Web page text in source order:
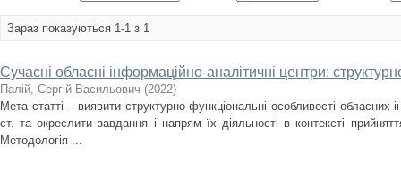
Зараз показуються 1-1 з 1
Сучасні обласні інформаційно-аналітичні центри:
Палій, Сергій Васильович (2022)
Мета статті – виявити структурно-функціональні особливості обласних
ст. та окреслити завдання і напрям їх діяльності в контексті
Методологія ...